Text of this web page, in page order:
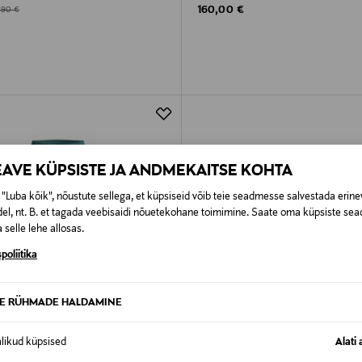
KÜPSISTE JA ANDMEKAITSE KOHTA
"Luba kõik", nõustute sellega, et küpsiseid võib teie seadmesse salvestada
nt. B. et tagada veebisaidi nõuetekohane toimimine. Saate oma küpsiste
selle lehe allosas.
RÜHMADE HALDAMINE
küpsised Alati
PricePrice
€
Original Price
160,00 €